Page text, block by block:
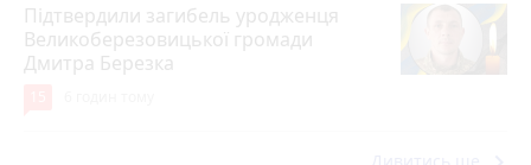
Підтвердили загибель уродженця
Великоберезовицької громади
Дмитра Березка